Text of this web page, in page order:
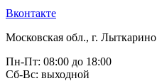
Вконтакте
Московская обл., г. Лыткарино
Пн-Пт: 08:00 до 18:00
Сб-Вс: выходной